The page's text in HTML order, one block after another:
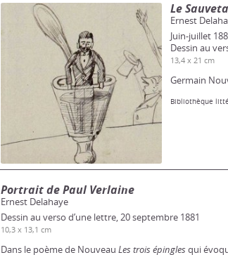
Le
Ernest
Juin-juillet
Dessin au
13,4 x 21 cm
Germain
Bibliothèque
Portrait de Paul Verlaine
Ernest Delahaye
Dessin au verso d’une lettre, 20 septembre 1881
10,3 x 13,1 cm
Dans le poème de Nouveau Les trois épingles qui